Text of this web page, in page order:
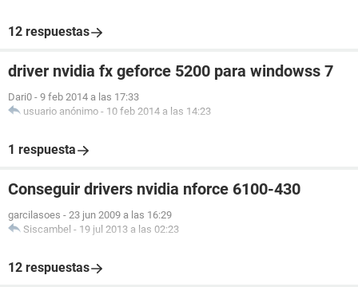
12 respuestas
driver nvidia fx geforce 5200 para windowss 7
Dari0 - 9 feb 2014 a las 17:33
usuario anónimo - 10 feb 2014 a las 14:23
1 respuesta
Conseguir drivers nvidia nforce 6100-430
garcilasoes - 23 jun 2009 a las 16:29
Siscambel - 19 jul 2013 a las 02:23
12 respuestas